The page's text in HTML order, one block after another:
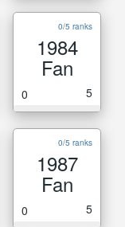
0/5 ranks
1984
Fan
0 5
0/5 ranks
1987
Fan
0 5